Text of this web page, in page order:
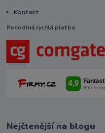
Kontakt
Pohodlná rychlá platba
Nejčtenější na blogu